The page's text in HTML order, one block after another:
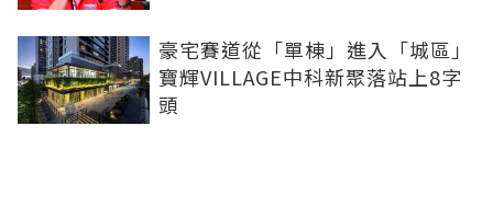
豪宅賽道從「單棟」進入「城區」
寶輝VILLAGE中科新聚落站上8字
頭